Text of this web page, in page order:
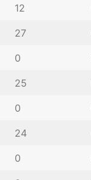
12
27
0
25
0
24
0